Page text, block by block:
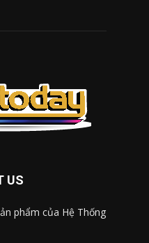
US
phẩm của Hệ Thống